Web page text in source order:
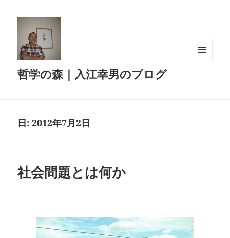
哲学の森｜入江幸男のブログ
日:2012年7月2日
社会問題とは何か